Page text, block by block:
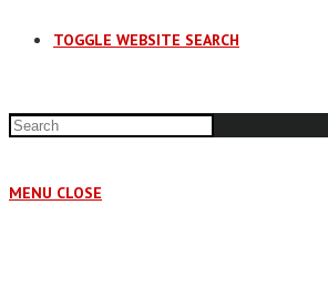
TOGGLE WEBSITE SEARCH
MENU CLOSE